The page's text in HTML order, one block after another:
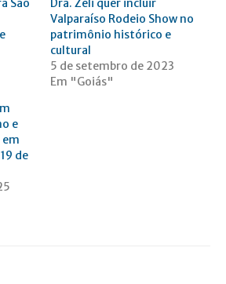
São
Dra. Zeli quer incluir
Valparaíso Rodeio Show no
patrimônio histórico e
cultural
5 de setembro de 2023
Em "Goiás"
e
de